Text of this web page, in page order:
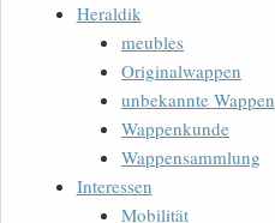
Heraldik
meubles
Originalwappen
unbekannte Wappen
Wappenkunde
Wappensammlung
Interessen
Mobilität